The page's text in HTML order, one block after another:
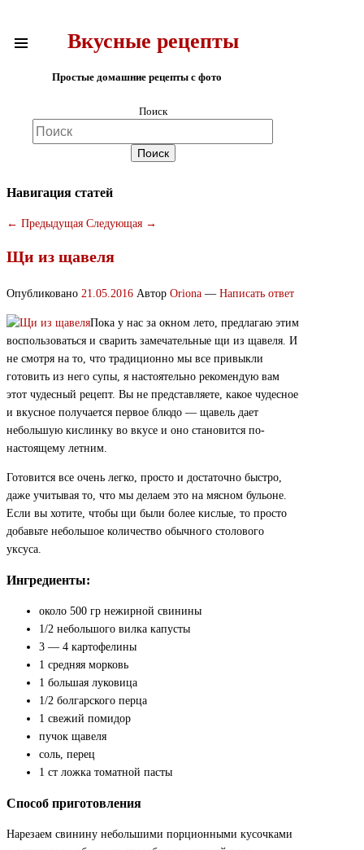
Вкусные рецепты
Простые домашние рецепты с фото
Поиск
Навигация статей
← Предыдущая Следующая →
Щи из щавеля
Опубликовано 21.05.2016 Автор Oriona — Написать ответ
Пока у нас за окном лето, предлагаю этим
воспользоваться и сварить замечательные щи из щавеля. И
не смотря на то, что традиционно мы все привыкли
готовить из него супы, я настоятельно рекомендую вам
этот чудесный рецепт. Вы не представляете, какое чудесное
и вкусное получается первое блюдо — щавель дает
небольшую кислинку во вкусе и оно становится по-
настоящему летним.
Готовится все очень легко, просто и достаточно быстро,
даже учитывая то, что мы делаем это на мясном бульоне.
Если вы хотите, чтобы щи были более кислые, то просто
добавьте небольшое количество обычного столового
уксуса.
Ингредиенты:
около 500 гр нежирной свинины
1/2 небольшого вилка капусты
3 — 4 картофелины
1 средняя морковь
1 большая луковица
1/2 болгарского перца
1 свежий помидор
пучок щавеля
соль, перец
1 ст ложка томатной пасты
Способ приготовления
Нарезаем свинину небольшими порционными кусочками